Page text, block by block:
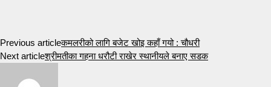
Previous articleकमलरीको लागि बजेट खोइ कहाँ गयो : चौधरी
Next articleश्रीमतीका गहना धरौटी राखेर स्थानीयले बनाए सडक